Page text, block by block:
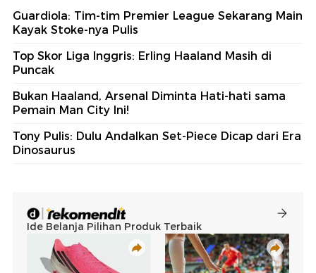
Guardiola: Tim-tim Premier League Sekarang Main
Kayak Stoke-nya Pulis
Top Skor Liga Inggris: Erling Haaland Masih di
Puncak
Bukan Haaland, Arsenal Diminta Hati-hati sama
Pemain Man City Ini!
Tony Pulis: Dulu Andalkan Set-Piece Dicap dari Era
Dinosaurus